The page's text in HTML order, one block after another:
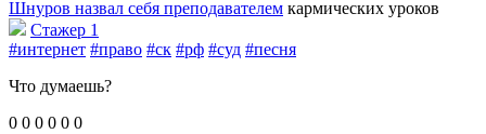
Шнуров назвал себя преподавателем кармических уроков
Стажер 1
#интернет #право #ск #рф #суд #песня
Что думаешь?
0 0 0 0 0 0